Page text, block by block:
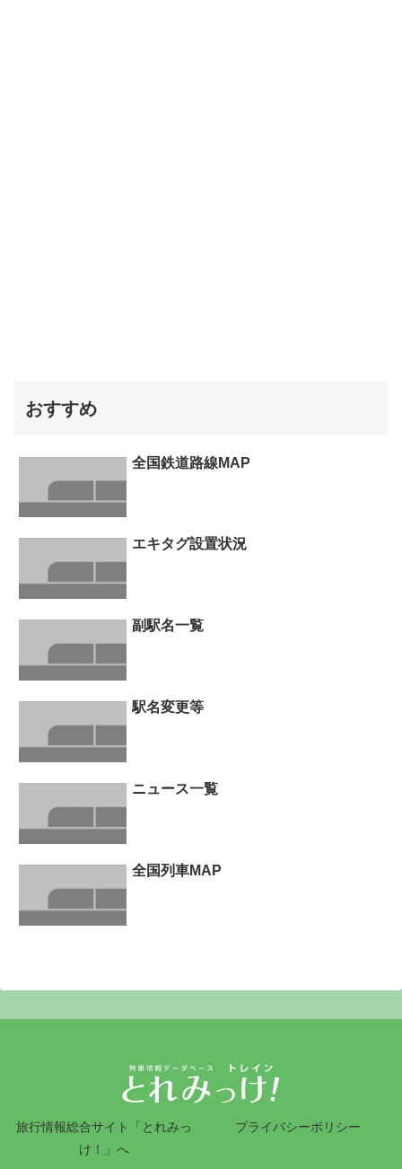
おすすめ
全国鉄道路線MAP
エキタグ設置状況
副駅名一覧
駅名変更等
ニュース一覧
全国列車MAP
旅行情報総合サイト「とれみっ
け！」へ
プライバシーポリシー